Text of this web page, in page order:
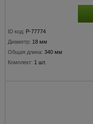
ID код: P-77774
Диаметр: 18 мм
Общая длина: 340 мм
Комплект: 1 шт.